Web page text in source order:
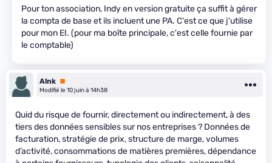
Pour ton association, Indy en version gratuite ça suffit à gérer
la compta de base et ils incluent une PA. C'est ce que j'utilise
pour mon EI. (pour ma boîte principale, c'est celle fournie par
le comptable)
Alnk Premium
Modifié le 10 juin à 14h38
Quid du risque de fournir, directement ou indirectement, à des
tiers des données sensibles sur nos entreprises ? Données de
facturation, stratégie de prix, structure de marge, volumes
d’activité, consommations de matières premières, dépendance